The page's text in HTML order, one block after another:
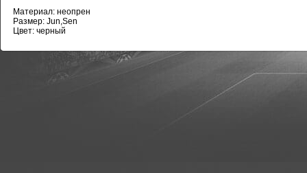
Материал: неопрен
Размер: Jun,Sen
Цвет: черный